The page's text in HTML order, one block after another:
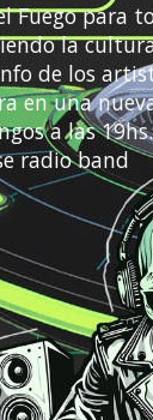
Fuego para
la
de los
en una
a las
radio band